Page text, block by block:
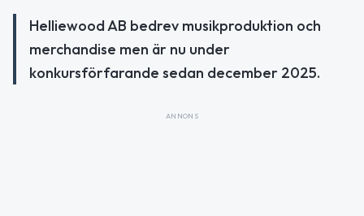
Helliewood AB bedrev musikproduktion och
merchandise men är nu under
konkursförfarande sedan december 2025.
ANNONS